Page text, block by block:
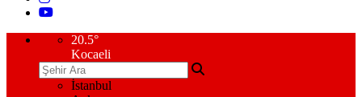
20.5°
Kocaeli
İstanbul